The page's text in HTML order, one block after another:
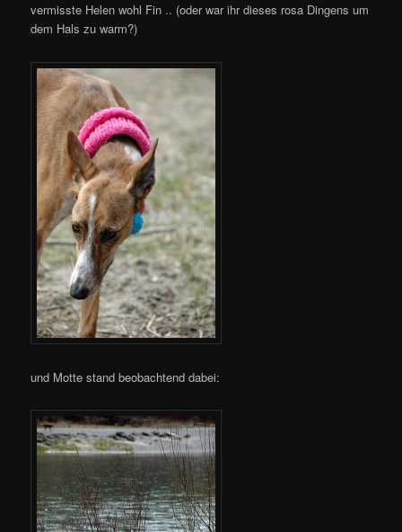
vermisste Helen wohl Fin .. (oder war ihr dieses rosa Dingens um
dem Hals zu warm?)
und Motte stand beobachtend dabei: